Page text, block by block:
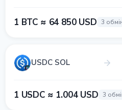
1 BTC ≈ 64 850 USD 3
USDC SOL
1 USDC ≈ 1.004 USD 3